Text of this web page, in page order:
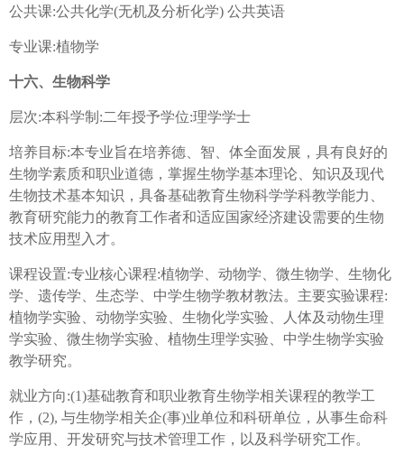
公共课:公共化学(无机及分析化学) 公共英语
专业课:植物学
十六、生物科学
层次:本科学制:二年授予学位:理学学士
培养目标:本专业旨在培养德、智、体全面发展，具有良好的
生物学素质和职业道德，掌握生物学基本理论、知识及现代
生物技术基本知识，具备基础教育生物科学学科教学能力、
教育研究能力的教育工作者和适应国家经济建设需要的生物
技术应用型入才。
课程设置:专业核心课程:植物学、动物学、微生物学、生物化
学、遗传学、生态学、中学生物学教材教法。主要实验课程:
植物学实验、动物学实验、生物化学实验、人体及动物生理
学实验、微生物学实验、植物生理学实验、中学生物学实验
教学研究。
就业方向:(1)基础教育和职业教育生物学相关课程的教学工
作，(2), 与生物学相关企(事)业单位和科研单位，从事生命科
学应用、开发研究与技术管理工作，以及科学研究工作。